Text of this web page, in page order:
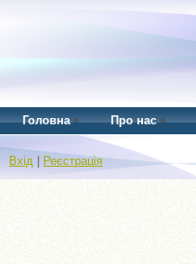
Головна Про нас
Вхід Реєстрація